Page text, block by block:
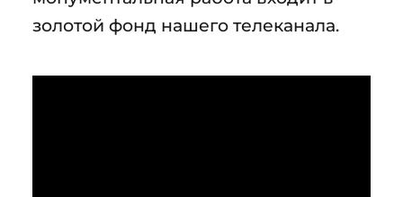
золотой фонд нашего телеканала.